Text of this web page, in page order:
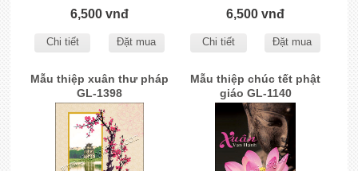
6,500 vnđ
Chi tiết Đặt mua
6,500 vnđ
Chi tiết Đặt mua
Mẫu thiệp xuân thư pháp
GL-1398
Mẫu thiệp chúc tết phật
giáo GL-1140